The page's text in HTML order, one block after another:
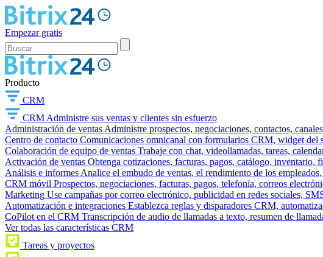
Empezar gratis
Producto
CRM
CRM Administre sus ventas y clientes sin esfuerzo
Administración de ventas Administre prospectos, negociaciones, contactos,
Centro de contacto Comunicaciones omnicanal con formularios CRM, widget
Colaboración de equipo de ventas Trabaje con chat, videollamadas, tareas,
Activación de ventas Obtenga cotizaciones, facturas, pagos, catálogo, inventario,
Análisis e informes Analice el embudo de ventas, el rendimiento de los
CRM móvil Prospectos, negociaciones, facturas, pagos, telefonía, correos
Marketing Use campañas por correo electrónico, publicidad en redes sociales,
Automatización e integraciones Establezca reglas y disparadores CRM,
CoPilot en el CRM Transcripción de audio de llamadas a texto, resumen de
Ver todas las características CRM
Tareas y proyectos